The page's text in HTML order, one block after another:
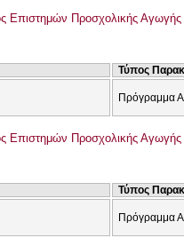
Επιστημών Προσχολικής
Τύπος
Πρόγραμμα
Επιστημών Προσχολικής Αγωγής
Τύπος
Πρόγραμμα